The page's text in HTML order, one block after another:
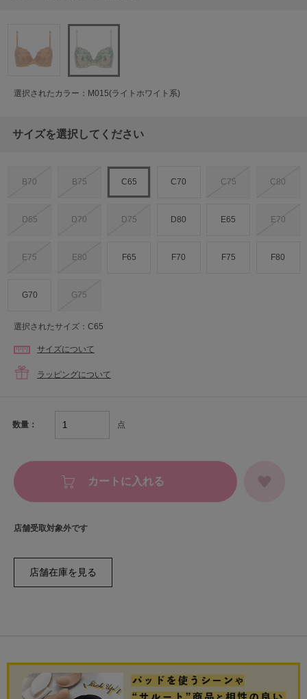
選択されたカラー：M015(ライトホワイト系)
サイズを選択してください
B70 B75 C65 C70 C75 C80
D65 D70 D75 D80 E65 E70
E75 E80 F65 F70 F75 F80
G70 G75
選択されたサイズ：C65
サイズについて
ラッピングについて
数量： 点
カートに入れる
店舗受取対象外です